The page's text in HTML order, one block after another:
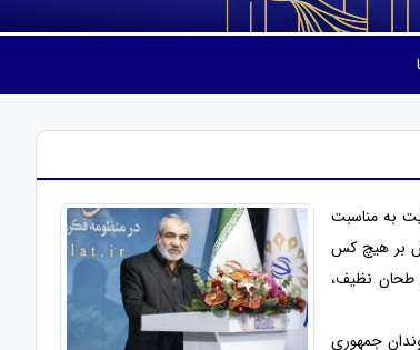
به مناسبت
بر هیچ کس
طحان نظیف،
جمهوری